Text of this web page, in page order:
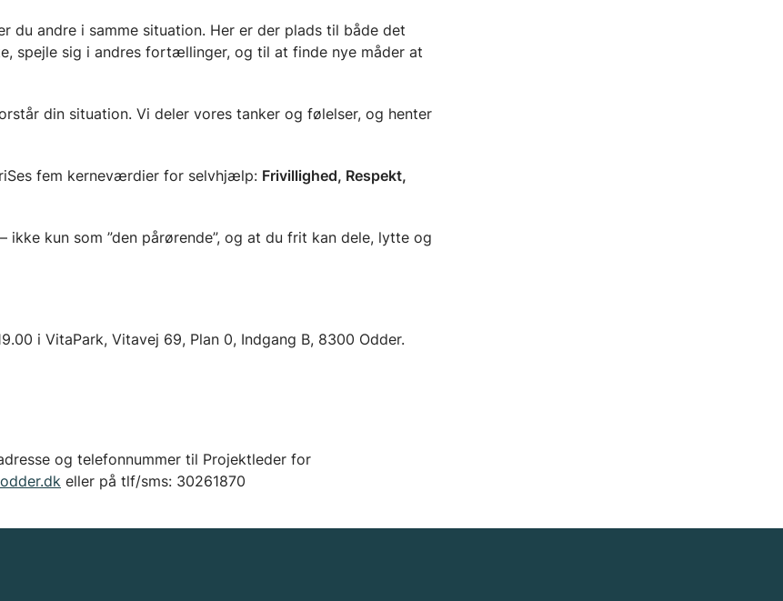
du andre i samme situation. Her er der plads til både det
spejle sig i andres fortællinger, og til at finde nye måder at
din situation. Vi deler vores tanker og følelser, og henter
fem kerneværdier for selvhjælp: Frivillighed, Respekt,
kun som ”den pårørende”, og at du frit kan dele, lytte og
i VitaPark, Vitavej 69, Plan 0, Indgang B, 8300 Odder.
og telefonnummer til Projektleder for
eller på tlf/sms: 30261870